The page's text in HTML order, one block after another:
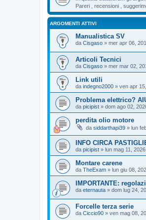
Pareri , recensioni ,
ARGOMENTI ATTIVI
Manualistica SV
da Cisgaso » mer apr 06,
Articoli Tecnici
da Cisgaso » mer mar 02,
Link utili
da indegno2000 » ven apr
Problema elettrico?
da picipist » dom ago 02,
perdita olio motore
da siddarthapi39 » lun
INFO CIRCA
da picipist » lun mag 11,
Montare carene
da TheExam » lun giu 08,
IMPORTANTE:
da eternauta » dom lug 24,
Forcelle terza serie
da Ciccio90 » ven mag 08,